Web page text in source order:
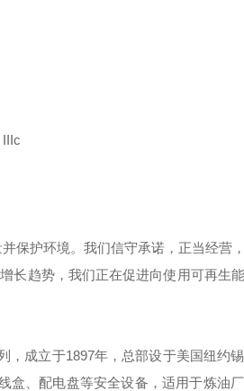
保护环境。我们信守承诺，正当经营
长趋势，我们正在促进向使用可再生
，成立于1897年，总部设于美国纽约
、配电盘等安全设备，适用于炼油